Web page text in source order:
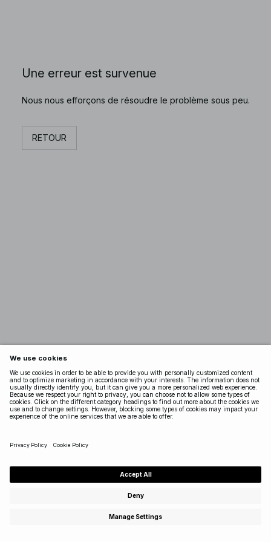
Une erreur est survenue
Nous nous efforçons de résoudre le problème sous peu.
RETOUR